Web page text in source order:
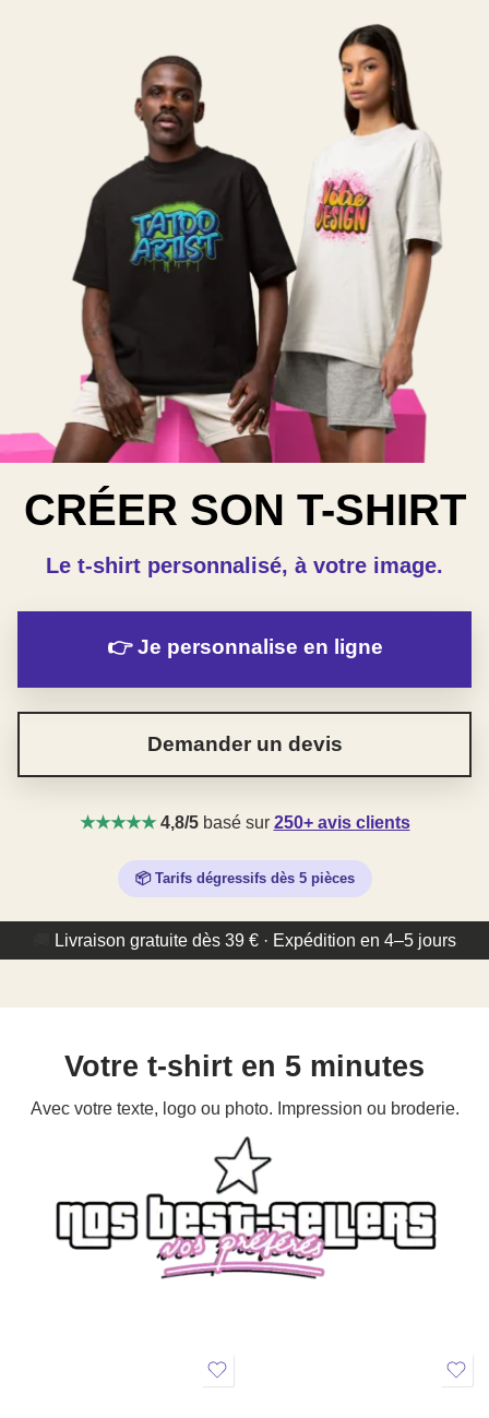
CRÉER SON T-SHIRT
Le t-shirt personnalisé, à votre image.
👉 Je personnalise en ligne
Demander un devis
★★★★★4,8/5basé sur 250+ avis clients
📦 Tarifs dégressifs dès 5 pièces
Livraison gratuite dès 39 € · Expédition en 4–5 jours
Votre t-shirt en 5 minutes
Avec votre texte, logo ou photo. Impression ou broderie.